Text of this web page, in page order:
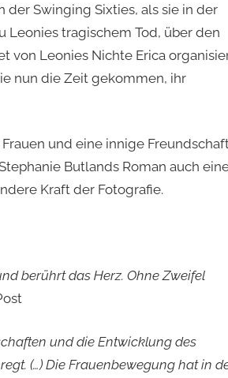
Swinging Sixties, als sie in der
Leonies tragischem Tod, über den
von Leonies Nichte Erica
nun die Zeit gekommen, ihr
und eine innige
Butlands Roman auch
Kraft der Fotografie.
berührt das Herz. Ohne Zweifel
und die Entwicklung des
(…) Die Frauenbewegung hat in